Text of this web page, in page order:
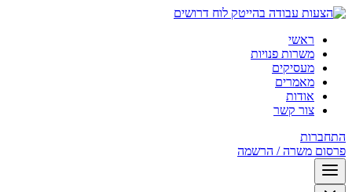
לוח דרושים
ראשי
משרות פנויות
מעסיקים
מאמרים
אודות
צור קשר
התחברות
פרסום משרה / הרשמה